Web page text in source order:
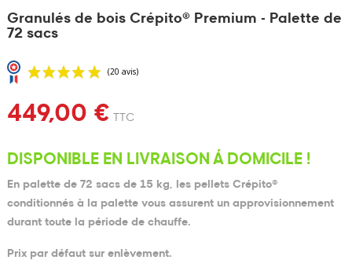
Granulés de bois Crépito® Premium - Palette de
72 sacs
(20 avis)
449,00 € TTC
DISPONIBLE EN LIVRAISON Á DOMICILE !
En palette de 72 sacs de 15 kg, les pellets Crépito®
conditionnés à la palette vous assurent un approvisionnement
durant toute la période de chauffe.
Prix par défaut sur enlèvement.